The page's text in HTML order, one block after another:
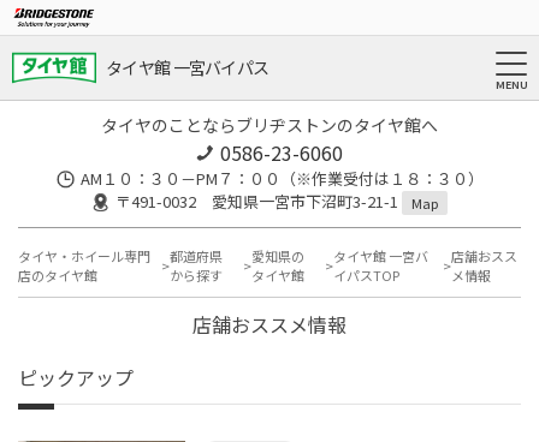
タイヤ館 一宮バイパス
タイヤのことならブリヂストンのタイヤ館へ
0586-23-6060
AM１０：３０－PM７：００（※作業受付は１８：３０）
〒491-0032 愛知県一宮市下沼町3-21-1
Map
タイヤ・ホイール専門
店のタイヤ館
都道府県
から探す
愛知県の
タイヤ館
タイヤ館 一宮バ
イパスTOP
店舗おスス
メ情報
店舗おススメ情報
ピックアップ